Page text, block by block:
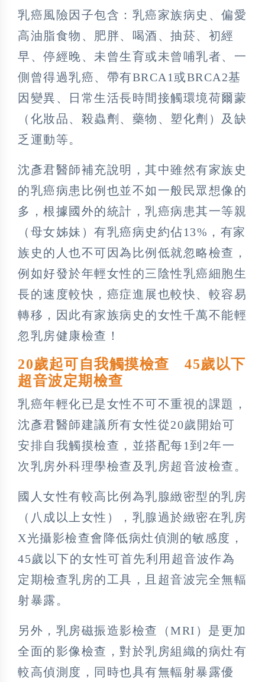
乳癌風險因子包含：乳癌家族病史、偏愛
高油脂食物、肥胖、喝酒、抽菸、初經
早、停經晚、未曾生育或未曾哺乳者、一
側曾得過乳癌、帶有BRCA1或BRCA2基
因變異、日常生活長時間接觸環境荷爾蒙
（化妝品、殺蟲劑、藥物、塑化劑）及缺
乏運動等。
沈彥君醫師補充說明，其中雖然有家族史
的乳癌病患比例也並不如一般民眾想像的
多，根據國外的統計，乳癌病患其一等親
（母女姊妹）有乳癌病史約佔13%，有家
族史的人也不可因為比例低就忽略檢查，
例如好發於年輕女性的三陰性乳癌細胞生
長的速度較快，癌症進展也較快、較容易
轉移，因此有家族病史的女性千萬不能輕
忽乳房健康檢查！
20歲起可自我觸摸檢查 45歲以下
超音波定期檢查
乳癌年輕化已是女性不可不重視的課題，
沈彥君醫師建議所有女性從20歲開始可
安排自我觸摸檢查，並搭配每1到2年一
次乳房外科理學檢查及乳房超音波檢查。
國人女性有較高比例為乳腺緻密型的乳房
（八成以上女性），乳腺過於緻密在乳房
X光攝影檢查會降低病灶偵測的敏感度，
45歲以下的女性可首先利用超音波作為
定期檢查乳房的工具，且超音波完全無輻
射暴露。
另外，乳房磁振造影檢查（MRI）是更加
全面的影像檢查，對於乳房組織的病灶有
較高偵測度，同時也具有無輻射暴露優